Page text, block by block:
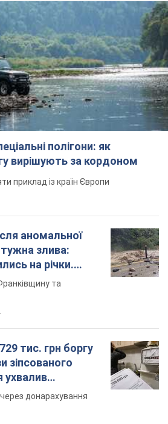
полігони: як
вирішують за кордоном
приклад із країн Європи
аномальної
злива:
на річки.
та
тис. грн боргу
зіпсованого
ухвалив
донарахування